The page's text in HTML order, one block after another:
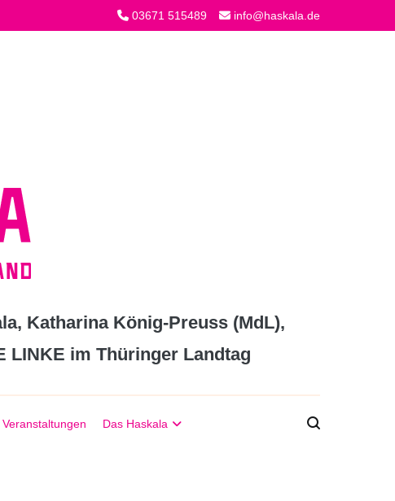
03671 515489 info@haskala.de
Katharina König-Preuss (MdL),
im Thüringer Landtag
Das Haskala